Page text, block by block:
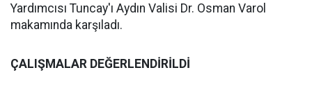
Yardımcısı Tuncay'ı Aydın Valisi Dr. Osman Varol
makamında karşıladı.
ÇALIŞMALAR DEĞERLENDİRİLDİ